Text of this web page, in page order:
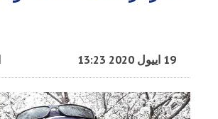
19 اییول 2020 13:23